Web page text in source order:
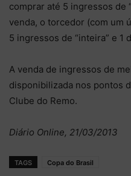
comprar até 5 ingressos de
venda, o torcedor (com um
5 ingressos de “inteira” e 1
A venda de ingressos de
disponibilizada nos pontos
Clube do Remo.
Diário Online, 21/03/2013
TAGS Copa do Brasil